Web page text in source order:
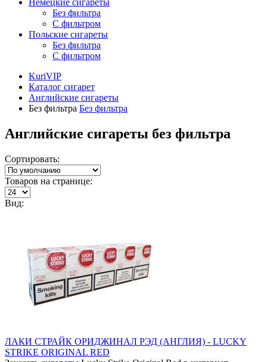
Немецкие сигареты
Без фильтра
С фильтром
Польские сигареты
Без фильтра
С фильтром
KuriVIP
Каталог сигарет
Английские сигареты
Без фильтра Без фильтра
Английские сигареты без фильтра
Сортировать:
Товаров на странице:
Вид:
ЛАКИ СТРАЙК ОРИДЖИНАЛ РЭД (АНГЛИЯ) - LUCKY
STRIKE ORIGINAL RED